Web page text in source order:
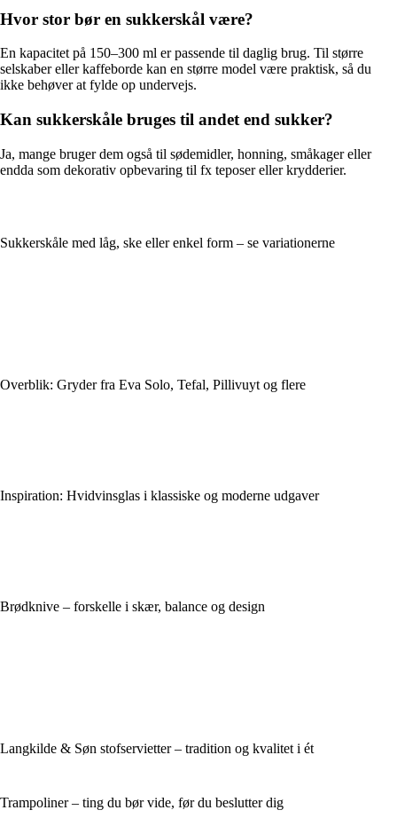
Hvor stor bør en sukkerskål være?
En kapacitet på 150–300 ml er passende til daglig brug. Til større
selskaber eller kaffeborde kan en større model være praktisk, så du
ikke behøver at fylde op undervejs.
Kan sukkerskåle bruges til andet end sukker?
Ja, mange bruger dem også til sødemidler, honning, småkager eller
endda som dekorativ opbevaring til fx teposer eller krydderier.
Sukkerskåle med låg, ske eller enkel form – se variationerne
Overblik: Gryder fra Eva Solo, Tefal, Pillivuyt og flere
Inspiration: Hvidvinsglas i klassiske og moderne udgaver
Brødknive – forskelle i skær, balance og design
Langkilde & Søn stofservietter – tradition og kvalitet i ét
Trampoliner – ting du bør vide, før du beslutter dig